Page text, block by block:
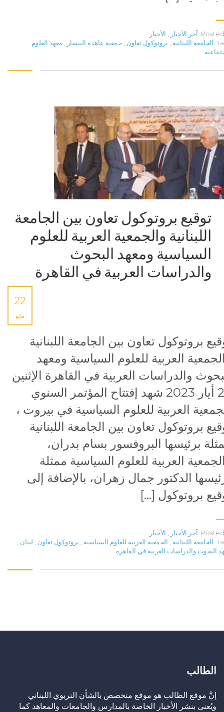
Posted آخر الأخبار , الأخبار
الجامعة اللبنانية , بروتوكول تعاون , جمعية عاهدة البيسار , معهد العلوم
توقيع بروتوكول تعاون بين الجامعة
اللبنانية والجمعية العربية للعلوم
السياسية ومعهد البحوث
والدراسات العربية في القاهرة
22
مايو
بروتوكول تعاون بين الجامعة اللبنانية
العربية للعلوم السياسية ومعهد
والدراسات العربية في القاهرة الإثنين
22 أيار 2023 شهد إفتتاح المؤتمر السنوي
العربية للعلوم السياسية في بيروت ،
بروتوكول تعاون بين الجامعة اللبنانية
برئيسها البروفسور بسام بدران،
العربية للعلوم السياسية ممثلة
الدكتور جمال زهران، بالإضافة إلى
بروتوكول […]
Posted آخر الأخبار , الأخبار
الجامعة اللبنانية , الجمعية العربية للعلوم السياسية , بروتوكول تعاون , لبنان ,
البحوث والدراسات العربية في القاهرة
الطالب
إنَّ موقع الطالب هو موقع متخصص بالشأن التربوي اللبناني
ويُعنى بنشر الأخبار الخاصة بالمدارس والجامعات والمعاهد كما